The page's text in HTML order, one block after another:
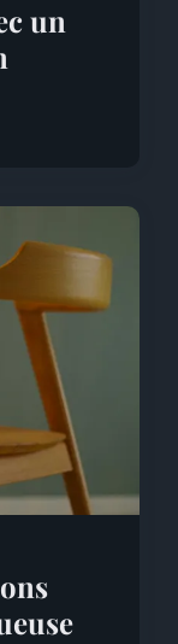
un